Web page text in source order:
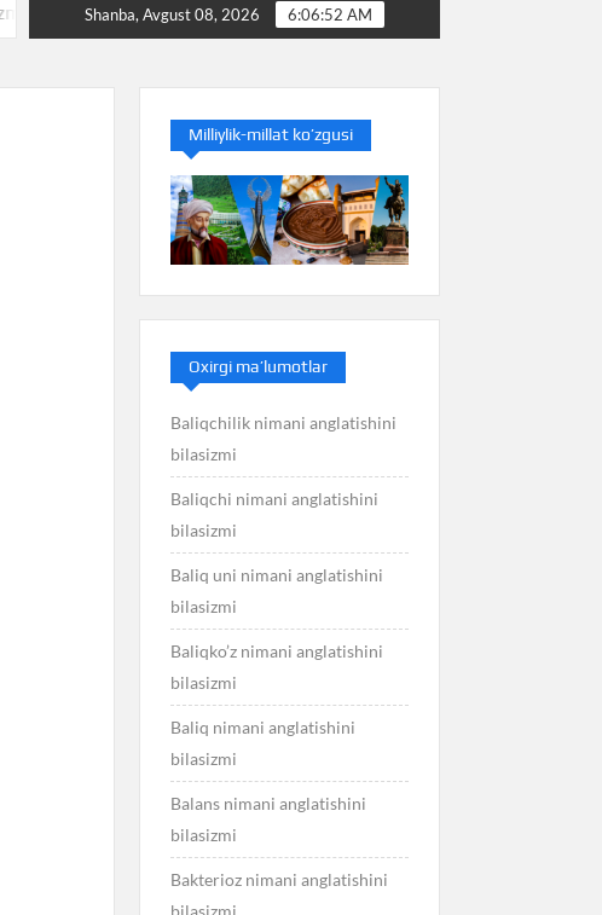
Balans nimani anglatishini bilasizmi
Shanba, Avgust 08, 2026 6:06:52 AM
Milliylik-millat ko’zgusi
Oxirgi ma’lumotlar
Baliqchilik nimani anglatishini
bilasizmi
Baliqchi nimani anglatishini
bilasizmi
Baliq uni nimani anglatishini
bilasizmi
Baliqko’z nimani anglatishini
bilasizmi
Baliq nimani anglatishini
bilasizmi
Balans nimani anglatishini
bilasizmi
Bakterioz nimani anglatishini
bilasizmi